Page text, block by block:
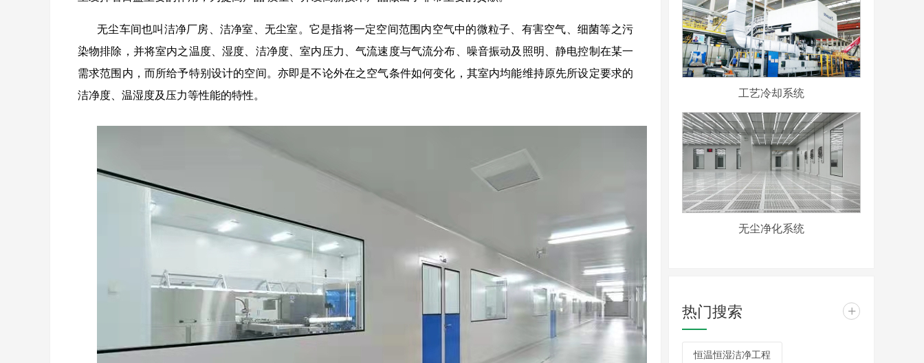
无尘车间也叫洁净厂房、洁净室、无尘室。它是指将一定空间范围内空气中的微粒子、 有害空气、细菌等之污
染物排除，并将室内之温度、湿度、洁净度、室内压力、气流速度与气流分布、噪音振动及照明、静电控制在某一
需求范围内，而所给予特别设计的空间。亦即是不论外在之空气条件如何变化，其室内均能维持原先所设定要求的
洁净度、温湿度及压力等性能的特性。
工艺冷却系统
无尘净化系统
热门搜索 +
恒温恒湿洁净工程